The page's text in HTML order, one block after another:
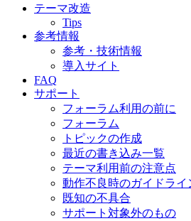
テーマ改造
Tips
参考情報
参考・技術情報
導入サイト
FAQ
サポート
フォーラム利用の前に
フォーラム
トピックの作成
最近の書き込み一覧
テーマ利用前の注意点
動作不良時のガイドライ
既知の不具合
サポート対象外のもの